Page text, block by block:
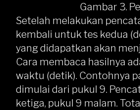
Gambar 3.
Setelah melakukan
kembali untuk tes kedua
yang didapatkan akan
Cara membaca hasilnya
waktu (detik). Contohnya
dimulai dari pukul 9.
ketiga, pukul 9 malam.